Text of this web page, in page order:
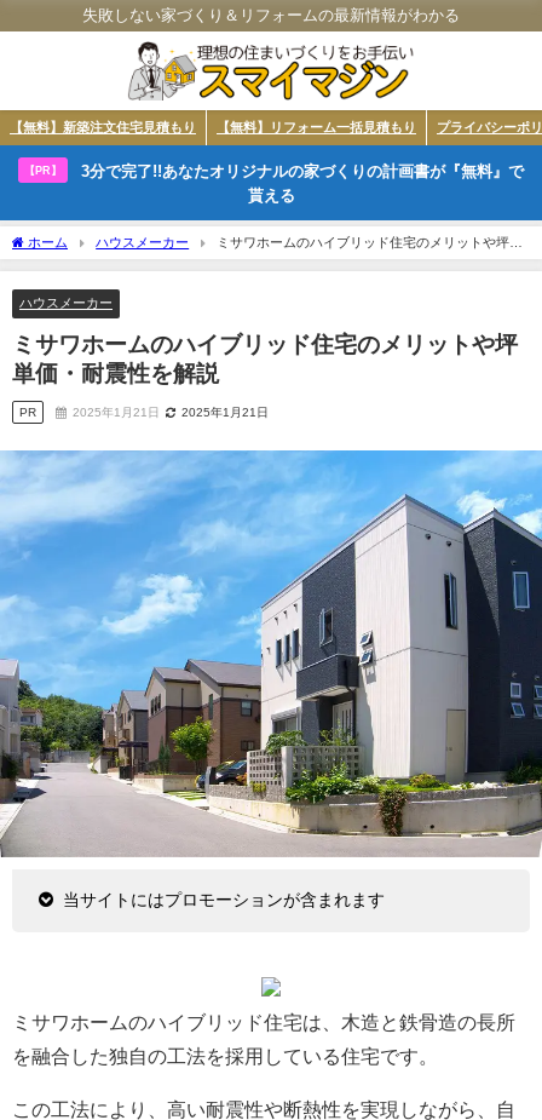
失敗しない家づくり＆リフォームの最新情報がわかる
【無料】新築注文住宅見積もり 【無料】リフォーム一括見積もり プライバシーポ
【PR】
3分で完了!!あなたオリジナルの家づくりの計画書が『無料』で
貰える
ホーム ハウスメーカー
ミサワホームのハイブリッド住宅のメリットや坪単
価・耐震性を解説
ハウスメーカー
ミサワホームのハイブリッド住宅のメリットや坪
単価・耐震性を解説
PR 2025年1月21日 2025年1月21日
当サイトにはプロモーションが含まれます
ミサワホームのハイブリッド住宅は、木造と鉄骨造の長所
を融合した独自の工法を採用している住宅です。
この工法により、高い耐震性や断熱性を実現しながら、自